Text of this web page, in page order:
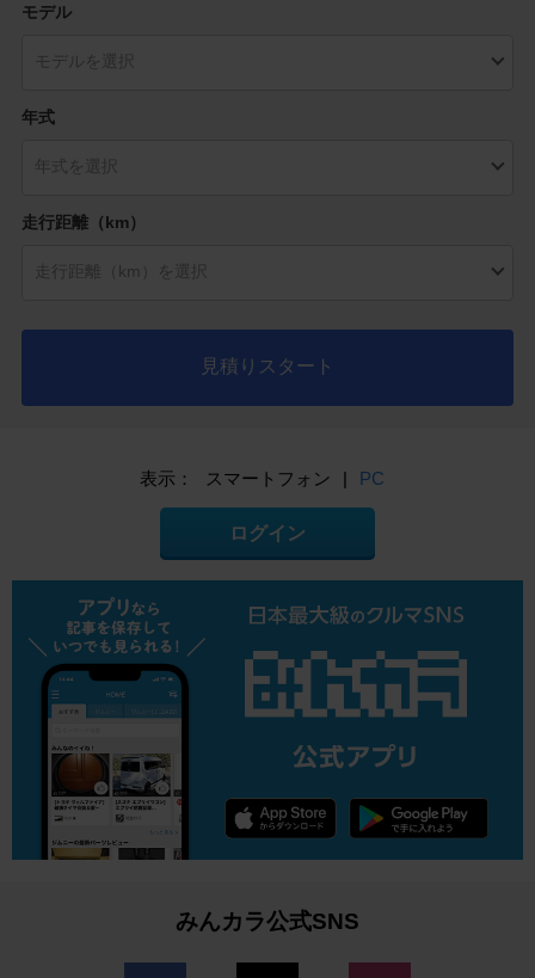
モデル
年式
走行距離（km）
見積りスタート
表示： スマートフォン | PC
ログイン
みんカラ公式SNS